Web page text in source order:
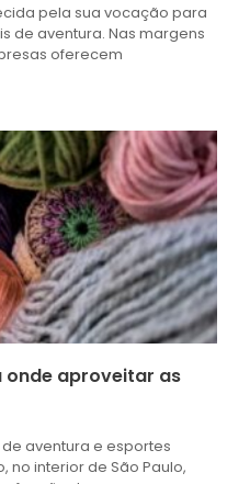
pela sua vocação para
de aventura. Nas margens
oferecem
onde aproveitar as
aventura e esportes
no interior de São Paulo,